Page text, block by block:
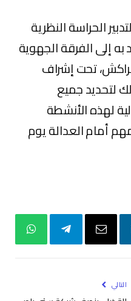
الحراسة النظرية
إلى الفرقة الجهوية
تحت إشراف
لتحديد جميع
لهذه الأنشطة
أمام العدالة يوم
لينكدإن البريد
التالي